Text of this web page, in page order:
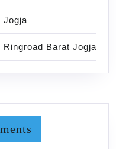
Jogja
Barat Jogja